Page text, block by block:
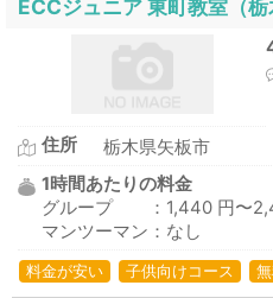
ECCジュニア 東町教室（栃
住所
栃木県矢板市
1時間あたりの料金
グループ ：1,440 円〜
マンツーマン：なし
料金が安い 子供向けコース